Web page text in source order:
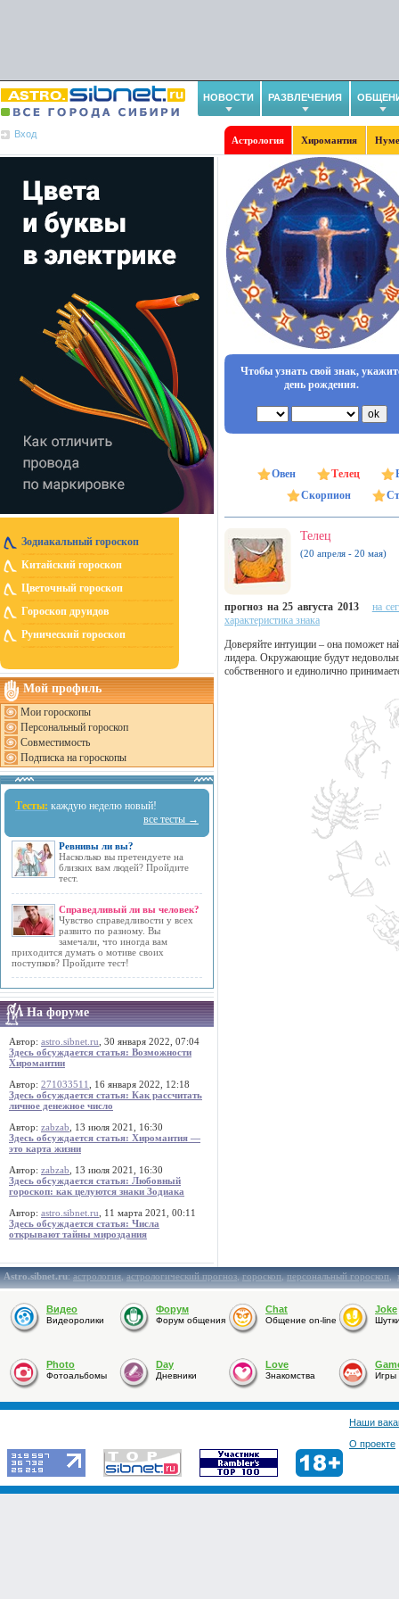
НОВОСТИ РАЗВЛЕЧЕНИЯ
Вход
Астрология Хиромантия
Зодиакальный гороскоп
Китайский гороскоп
Цветочный гороскоп
Гороскоп друидов
Рунический гороскоп
Мой профиль
Мои гороскопы
Персональный гороскоп
Совместимость
Подписка на гороскопы
Тесты: каждую неделю новый!
все тесты →
Ревнивы ли вы?
Насколько вы претендуете на
близких вам людей? Пройдите
тест.
Справедливый ли вы человек?
Чувство справедливости у всех
развито по разному. Вы
замечали, что иногда вам
приходится думать о мотиве своих
поступков? Пройдите тест!
На форуме
Автор: astro.sibnet.ru , 30 января 2022, 07:04
Здесь обсуждается статья: Возможности
Хиромантии
Автор: 271033511
, 16 января 2022, 12:18
Здесь обсуждается статья: Как рассчитать
личное денежное число
Автор: zabzab , 13 июля 2021, 16:30
Здесь обсуждается статья: Хиромантия —
это карта жизни
Автор: zabzab , 13 июля 2021, 16:30
Здесь обсуждается статья: Любовный
гороскоп: как целуются знаки Зодиака
Автор: astro.sibnet.ru , 11 марта 2021, 00:11
Здесь обсуждается статья: Числа
открывают тайны мироздания
Чтобы узнать свой знак,
день рождения.
Овен Телец
Скорпион
Телец
(20 апреля - 20 мая)
прогноз на 25 августа 2013
на
характеристика знака
Доверяйте интуиции – она поможет
лидера. Окружающие будут
собственного и единолично
Astro.sibnet.ru:астрология,астрологический прогноз,гороскоп,персональный гороскоп,
Видео
Видеоролики
Форум
Форум общения
Chat
Общение on-line
Joke
Photo
Фотоальбомы
Day
Дневники
Love
Знакомства Игры
Наши
О проекте